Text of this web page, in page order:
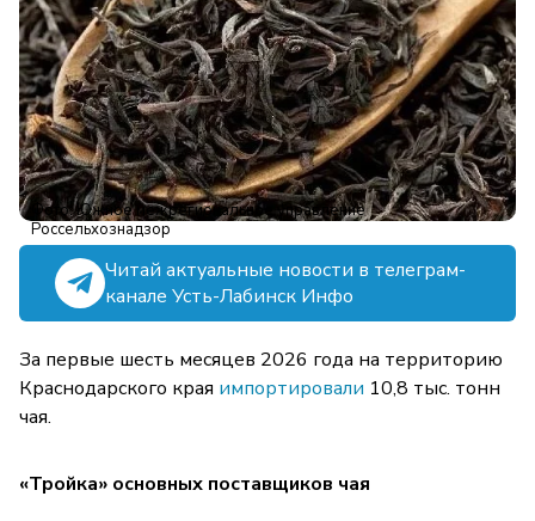
Фото: Южное межрегиональное управление
Россельхознадзор
Читай актуальные новости в телеграм-
канале Усть-Лабинск Инфо
За первые шесть месяцев 2026 года на территорию
Краснодарского края импортировали 10,8 тыс. тонн
чая.
«Тройка» основных поставщиков чая